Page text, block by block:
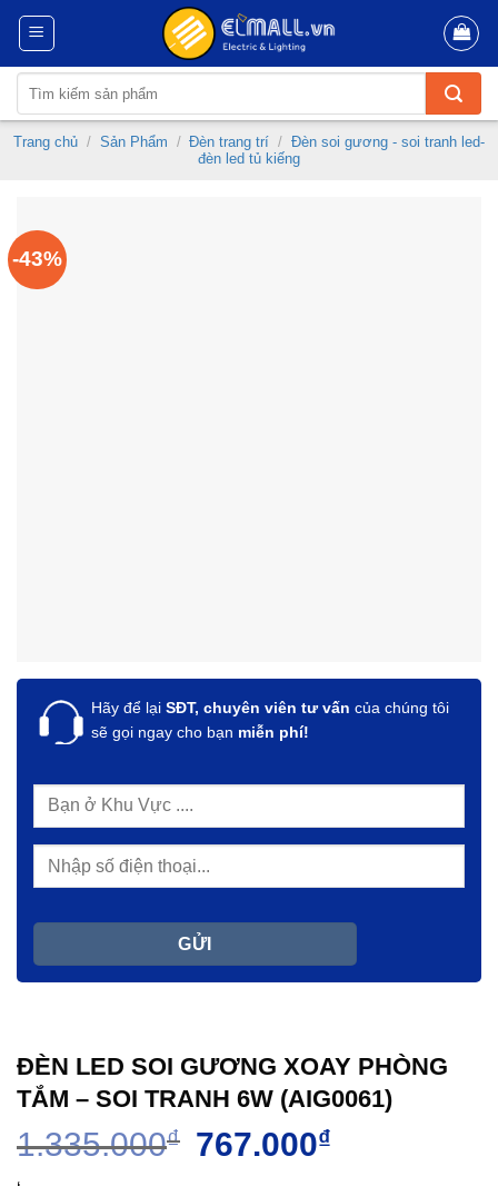
Skip
content
kiếm:
Trang chủ / Sản Phẩm / Đèn trang trí / Đèn soi gương - soi tranh led-
đèn led tủ kiếng
-43%
Hãy để lại SĐT, chuyên viên tư vấn của chúng tôi
sẽ gọi ngay cho bạn miễn phí!
ĐÈN LED SOI GƯƠNG XOAY PHÒNG
TẮM – SOI TRANH 6W (AIG0061)
1.335.000₫ Giá
767.000₫